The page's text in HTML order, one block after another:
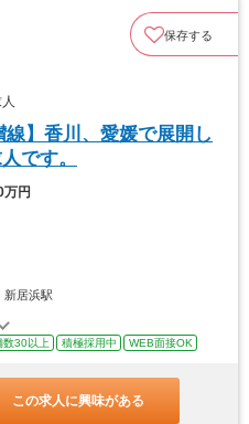
保存する
線】香川、愛媛で展開し
です。
万円
新居浜駅
数30以上 積極採用中 WEB面接OK
この求人に興味がある